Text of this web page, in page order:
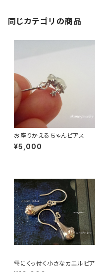
同じカテゴリの商品
お座りかえるちゃんピアス
¥5,000
雫にくっ付く小さなカエルピア